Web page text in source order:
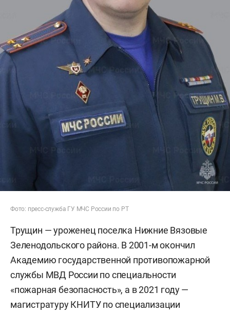
Фото: пресс-служба ГУ МЧС России по РТ
Трущин — уроженец поселка Нижние Вязовые
Зеленодольского района. В 2001-м окончил
Академию государственной противопожарной
службы МВД России по специальности
«пожарная безопасность», а в 2021 году —
магистратуру КНИТУ по специализации